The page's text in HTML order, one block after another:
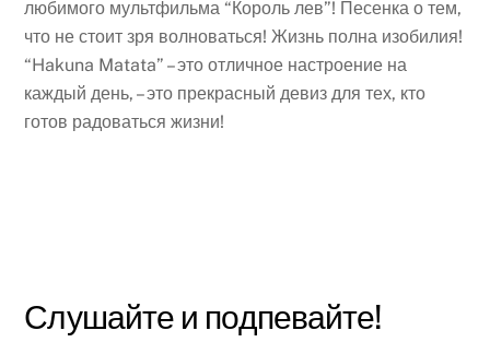
любимого мультфильма “Король лев”! Песенка о тем,
что не стоит зря волноваться! Жизнь полна изобилия!
“Hakuna Matata” – это отличное настроение на
каждый день, – это прекрасный девиз для тех, кто
готов радоваться жизни!
Слушайте и подпевайте!